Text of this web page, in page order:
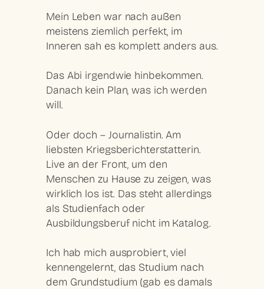
Mein Leben war nach außen
meistens ziemlich perfekt, im
Inneren sah es komplett anders aus.
Das Abi irgendwie hinbekommen.
Danach kein Plan, was ich werden
will.
Oder doch – Journalistin. Am
liebsten Kriegsberichterstatterin.
Live an der Front, um den
Menschen zu Hause zu zeigen, was
wirklich los ist. Das steht allerdings
als Studienfach oder
Ausbildungsberuf nicht im Katalog.
Ich hab mich ausprobiert, viel
kennengelernt, das Studium nach
dem Grundstudium (gab es damals